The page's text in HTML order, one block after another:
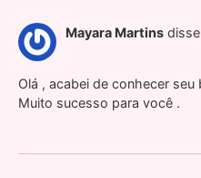
Mayara Martins
Olá , acabei de conhecer
Muito sucesso para você .